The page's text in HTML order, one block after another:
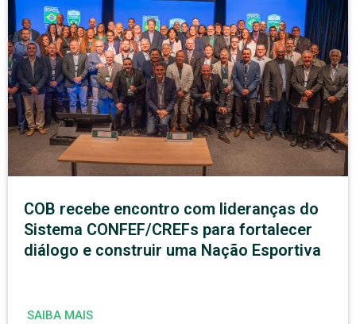
COB recebe encontro com lideranças do
Sistema CONFEF/CREFs para fortalecer
diálogo e construir uma Nação Esportiva
SAIBA MAIS